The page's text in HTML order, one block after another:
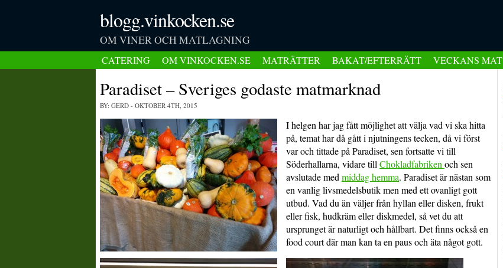
blogg.vinkocken.se
OM VINER OCH MATLAGNING
CATERING OM VINKOCKEN.SE MATRÄTTER BAKAT/EFTERRÄTT VECKANS MAT
Paradiset – Sveriges godaste matmarknad
BY: GERD - OKTOBER 4TH, 2015
I helgen har jag fått möjlighet att välja vad vi ska hitta
på, temat har då gått i njutningens tecken, då vi först
var och tittade på Paradiset, sen fortsatte vi till
Söderhallarna, vidare till Chokladfabriken och sen
avslutade med middag hemma. Paradiset är nästan som
en vanlig livsmedelsbutik men med ett ovanligt gott
utbud. Vad du än väljer från hyllan eller disken, frukt
eller fisk, hudkräm eller diskmedel, så vet du att
ursprunget är naturligt och hållbart. Det finns också en
food court där man kan ta en paus och äta något gott.